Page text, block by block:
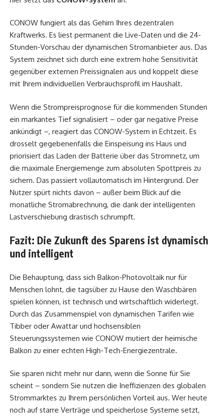
CONOW fungiert als das Gehirn Ihres dezentralen
Kraftwerks. Es liest permanent die Live-Daten und die 24-
Stunden-Vorschau der dynamischen Stromanbieter aus. Das
System zeichnet sich durch eine extrem hohe Sensitivität
gegenüber externen Preissignalen aus und koppelt diese
mit Ihrem individuellen Verbrauchsprofil im Haushalt.
Wenn die Strompreisprognose für die kommenden Stunden
ein markantes Tief signalisiert – oder gar negative Preise
ankündigt –, reagiert das CONOW-System in Echtzeit. Es
drosselt gegebenenfalls die Einspeisung ins Haus und
priorisiert das Laden der Batterie über das Stromnetz, um
die maximale Energiemenge zum absoluten Spottpreis zu
sichern. Das passiert vollautomatisch im Hintergrund. Der
Nutzer spürt nichts davon – außer beim Blick auf die
monatliche Stromabrechnung, die dank der intelligenten
Lastverschiebung drastisch schrumpft.
Fazit: Die Zukunft des Sparens ist dynamisch
und intelligent
Die Behauptung, dass sich Balkon-Photovoltaik nur für
Menschen lohnt, die tagsüber zu Hause den Waschbären
spielen können, ist technisch und wirtschaftlich widerlegt.
Durch das Zusammenspiel von dynamischen Tarifen wie
Tibber oder Awattar und hochsensiblen
Steuerungssystemen wie CONOW mutiert der heimische
Balkon zu einer echten High-Tech-Energiezentrale.
Sie sparen nicht mehr nur dann, wenn die Sonne für Sie
scheint – sondern Sie nutzen die Ineffizienzen des globalen
Strommarktes zu Ihrem persönlichen Vorteil aus. Wer heute
noch auf starre Verträge und speicherlose Systeme setzt,